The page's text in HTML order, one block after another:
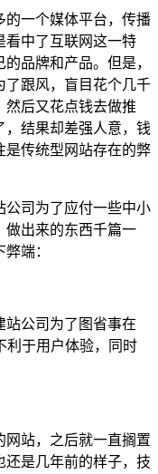
的一个媒体平台，传播
看中了互联网这一特
品牌和产品。但是，
了跟风，盲目花个几千
然后又花点钱去做推
，结果却差强人意，钱
是传统型网站存在的弊
公司为了应付一些中小
做出来的东西千篇一
端：
站公司为了图省事在
利于用户体验，同时
站，之后就一直搁置
还是几年前的样子，技